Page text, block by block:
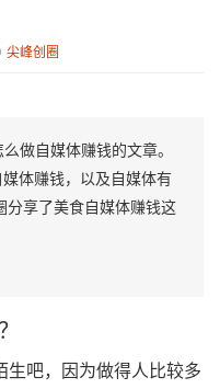
尖峰创圈
做自媒体赚钱的文章。
体赚钱，以及自媒体有
分享了美食自媒体赚钱这
吧，因为做得人比较多